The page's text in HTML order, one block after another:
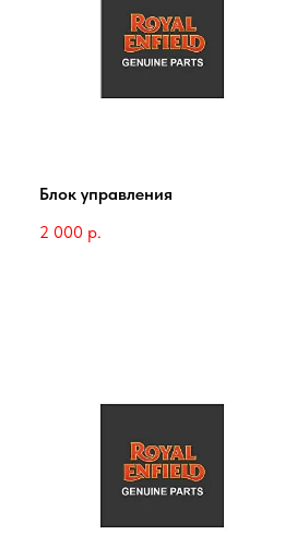
Блок управления
2 000 р.